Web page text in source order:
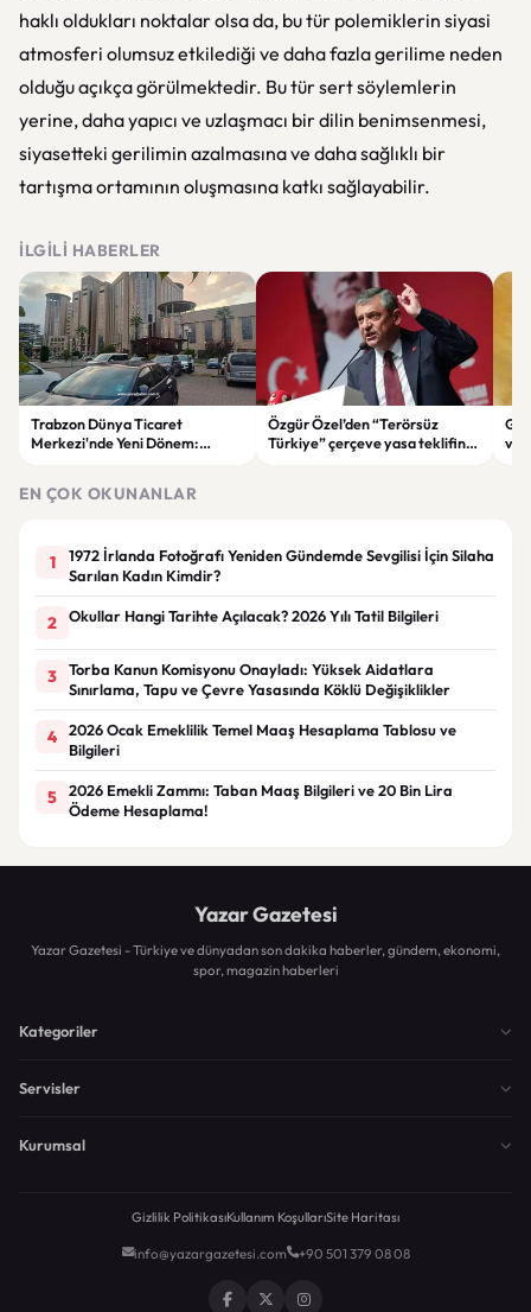
haklı oldukları noktalar olsa da, bu tür polemiklerin siyasi
atmosferi olumsuz etkilediği ve daha fazla gerilime neden
olduğu açıkça görülmektedir. Bu tür sert söylemlerin
yerine, daha yapıcı ve uzlaşmacı bir dilin benimsenmesi,
siyasetteki gerilimin azalmasına ve daha sağlıklı bir
tartışma ortamının oluşmasına katkı sağlayabilir.
İLGILI HABERLER
Trabzon Dünya Ticaret
Merkezi'nde Yeni Dönem:
Zaman Tamamlanacak?
Özgür Özel’den “Terörsüz
Türkiye” çerçeve yasa teklifine
ve
EN ÇOK OKUNANLAR
1
1972 İrlanda Fotoğrafı Yeniden Gündemde Sevgilisi İçin Silaha
Sarılan Kadın Kimdir?
2 Okullar Hangi Tarihte Açılacak? 2026 Yılı Tatil Bilgileri
3
Torba Kanun Komisyonu Onayladı: Yüksek Aidatlara
Sınırlama, Tapu ve Çevre Yasasında Köklü Değişiklikler
4
2026 Ocak Emeklilik Temel Maaş Hesaplama Tablosu ve
Bilgileri
5
2026 Emekli Zammı: Taban Maaş Bilgileri ve 20 Bin Lira
Ödeme Hesaplama!
Yazar Gazetesi
Yazar Gazetesi - Türkiye ve dünyadan son dakika haberler, gündem, ekonomi,
spor, magazin haberleri
Kategoriler
Servisler
Kurumsal
Gizlilik PolitikasıKullanım KoşullarıSite Haritası
info@yazargazetesi.com +90 501 379 08 08